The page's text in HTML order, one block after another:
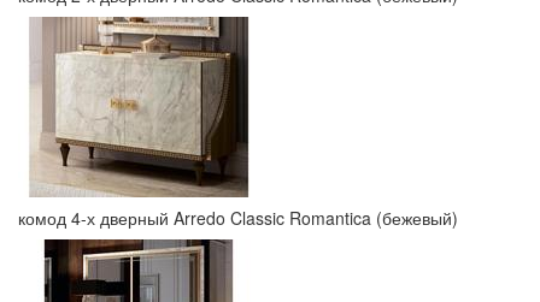
комод 4-х дверный Arredo Classic Romantica (бежевый)